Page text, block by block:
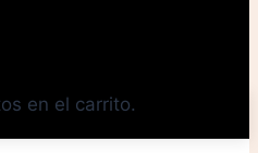
en el carrito.